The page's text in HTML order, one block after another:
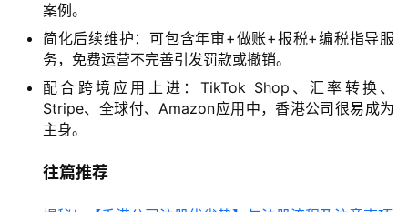
牌
案例。
简化后续维护：可包含年审+做账+报税+编税指导服
务，免费运营不完善引发罚款或撤销。
配合跨境应用上进：TikTok Shop、汇率转换、
Stripe、全球付、Amazon应用中，香港公司很易成为
主身。
往篇推荐